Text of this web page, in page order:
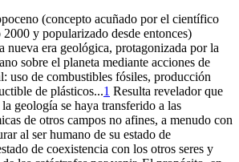
(concepto acuñado por el científico
y popularizado desde entonces)
nueva era geológica, protagonizada por la
sobre el planeta mediante acciones de
uso de combustibles fósiles, producción
de plásticos...1 Resulta revelador que
geología se haya transferido a las
de otros campos no afines, a menudo con
al ser humano de su estado de
de coexistencia con los otros seres y